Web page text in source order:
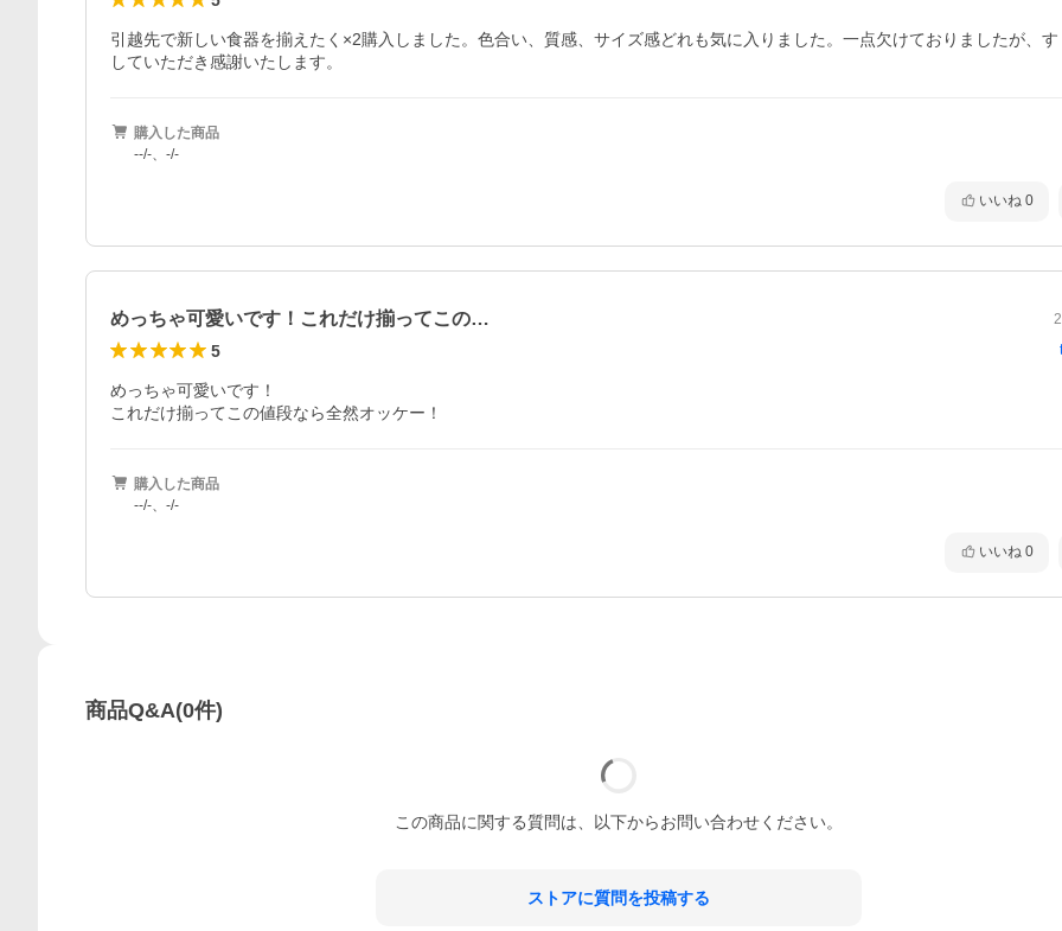
引越先で新しい食器を揃えたく×2購入しました。色合い、質感、サイズ感どれも気に入りました。一点欠けておりましたが、
していただき感謝いたします。
購入した商品
--/-、-/-
いいね 0
めっちゃ可愛いです！これだけ揃ってこの…
5
めっちゃ可愛いです！
購入した商品
--/-、-/-
いいね 0
商品Q&A(0件)
この商品に関する質問は、以下からお問い合わせください。
ストアに質問を投稿する